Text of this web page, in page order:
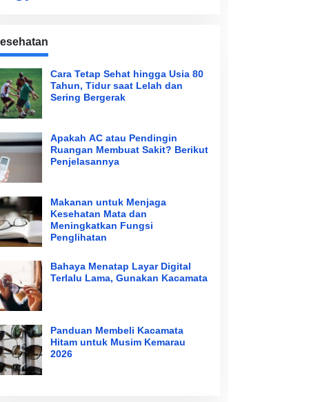
Cara Tetap Sehat hingga Usia 80
Tahun, Tidur saat Lelah dan
Sering Bergerak
Apakah AC atau Pendingin
Ruangan Membuat Sakit? Berikut
Penjelasannya
Makanan untuk Menjaga
Kesehatan Mata dan
Meningkatkan Fungsi
Penglihatan
Bahaya Menatap Layar Digital
Terlalu Lama, Gunakan Kacamata
Panduan Membeli Kacamata
Hitam untuk Musim Kemarau
2026